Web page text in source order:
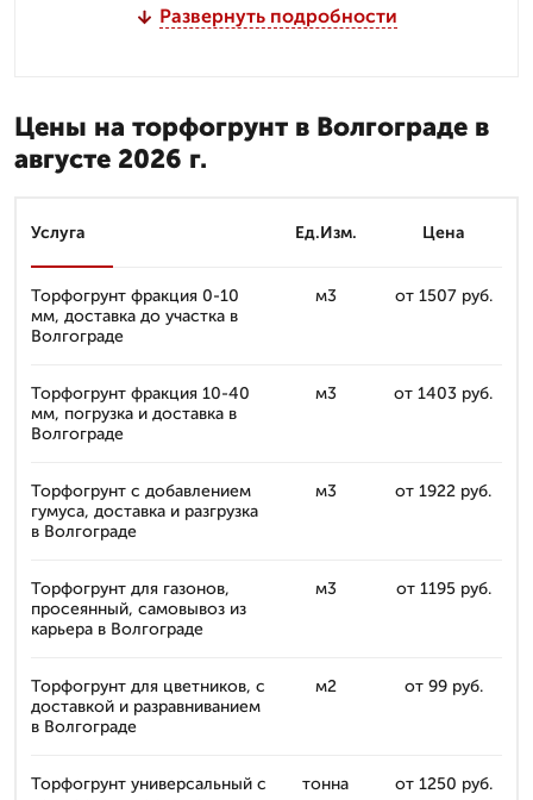
Развернуть подробности
Цены на торфогрунт в Волгограде в
августе 2026 г.
Услуга Ед.Изм. Цена
Торфогрунт фракция 0-10
мм, доставка до участка в
Волгограде
м3 от 1507 руб.
Торфогрунт фракция 10-40
мм, погрузка и доставка в
Волгограде
м3 от 1403 руб.
Торфогрунт с добавлением
гумуса, доставка и разгрузка
в Волгограде
м3 от 1922 руб.
Торфогрунт для газонов,
просеянный, самовывоз из
карьера в Волгограде
м3 от 1195 руб.
Торфогрунт для цветников, с
доставкой и разравниванием
в Волгограде
м2 от 99 руб.
Торфогрунт универсальный с
тонна от 1250 руб.